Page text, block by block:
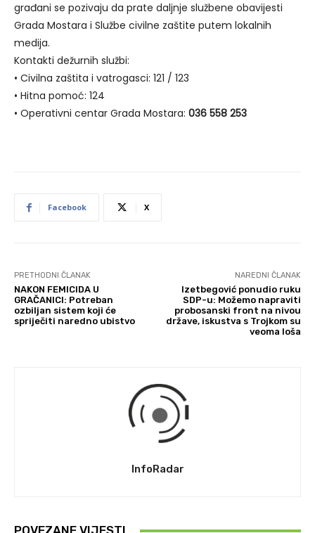
građani se pozivaju da prate daljnje službene obavijesti
Grada Mostara i Službe civilne zaštite putem lokalnih
medija.
Kontakti dežurnih službi:
• Civilna zaštita i vatrogasci: 121 / 123
• Hitna pomoć: 124
• Operativni centar Grada Mostara: 036 558 253
Facebook X
PRETHODNI ČLANAK
NAKON FEMICIDA U
GRAČANICI: Potreban
ozbiljan sistem koji će
spriječiti naredno ubistvo
NAREDNI ČLANAK
Izetbegović ponudio ruku
SDP-u: Možemo napraviti
probosanski front na nivou
države, iskustva s Trojkom su
veoma loša
InfoRadar